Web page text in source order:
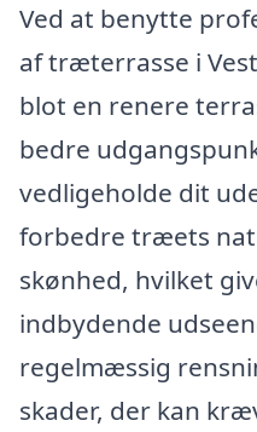
Ved at benytte
af træterrasse i
blot en renere
bedre
vedligeholde dit
forbedre træets
skønhed, hvilket
indbydende
regelmæssig
skader, der kan